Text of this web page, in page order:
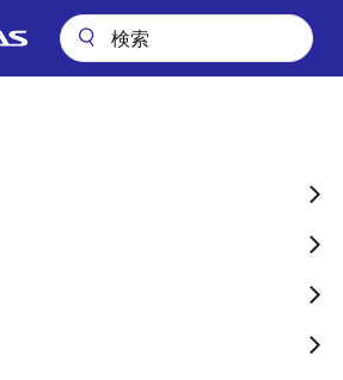
Main
タート
タのソフトス
移動：